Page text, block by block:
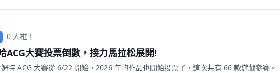
0 人推！
ACG大賽投票倒數，接力馬拉松展開!
特 ACG 大賽從 6/22 開始，2026 年的作品也開始投票了，這次共有 66 款遊戲參賽。